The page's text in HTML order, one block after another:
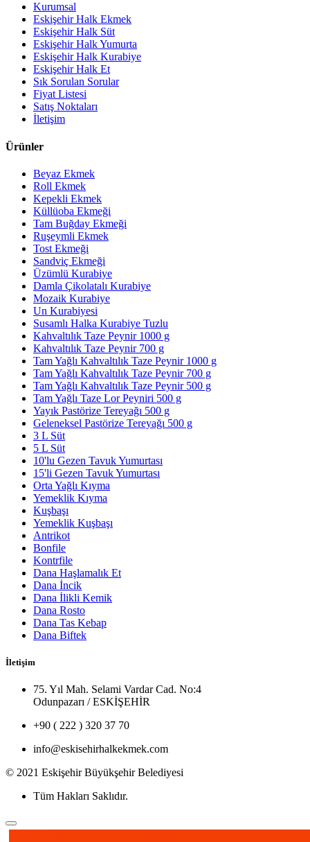
Kurumsal
Eskişehir Halk Ekmek
Eskişehir Halk Süt
Eskişehir Halk Yumurta
Eskişehir Halk Kurabiye
Eskişehir Halk Et
Sık Sorulan Sorular
Fiyat Listesi
Satış Noktaları
İletişim
Ürünler
Beyaz Ekmek
Roll Ekmek
Kepekli Ekmek
Küllüoba Ekmeği
Tam Buğday Ekmeği
Ruşeymli Ekmek
Tost Ekmeği
Sandviç Ekmeği
Üzümlü Kurabiye
Damla Çikolatalı Kurabiye
Mozaik Kurabiye
Un Kurabiyesi
Susamlı Halka Kurabiye Tuzlu
Kahvaltılık Taze Peynir 1000 g
Kahvaltılık Taze Peynir 700 g
Tam Yağlı Kahvaltılık Taze Peynir 1000 g
Tam Yağlı Kahvaltılık Taze Peynir 700 g
Tam Yağlı Kahvaltılık Taze Peynir 500 g
Tam Yağlı Taze Lor Peyniri 500 g
Yayık Pastörize Tereyağı 500 g
Geleneksel Pastörize Tereyağı 500 g
3 L Süt
5 L Süt
10'lu Gezen Tavuk Yumurtası
15'li Gezen Tavuk Yumurtası
Orta Yağlı Kıyma
Yemeklik Kıyma
Kuşbaşı
Yemeklik Kuşbaşı
Antrikot
Bonfile
Kontrfile
Dana Haşlamalık Et
Dana İncik
Dana İlikli Kemik
Dana Rosto
Dana Tas Kebap
Dana Biftek
İletişim
75. Yıl Mah. Selami Vardar Cad. No:4
Odunpazarı / ESKİŞEHİR
+90 ( 222 ) 320 37 70
info@eskisehirhalkekmek.com
© 2021 Eskişehir Büyükşehir Belediyesi
Tüm Hakları Saklıdır.